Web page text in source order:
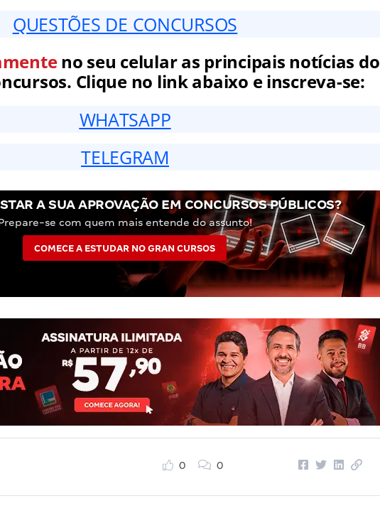
QUESTÕES DE CONCURSOS
no seu celular as principais notícias do
Clique no link abaixo e inscreva-se:
WHATSAPP
TELEGRAM
A SUA APROVAÇÃO EM CONCURSOS PÚBLICOS?
se com quem mais entende do assunto!
COMECE A ESTUDAR NO GRAN CURSOS
0 0